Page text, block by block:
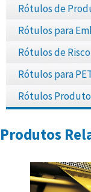
Rótulos de
Rótulos para
Rótulos de Risco
Rótulos para
Rótulos
Produtos